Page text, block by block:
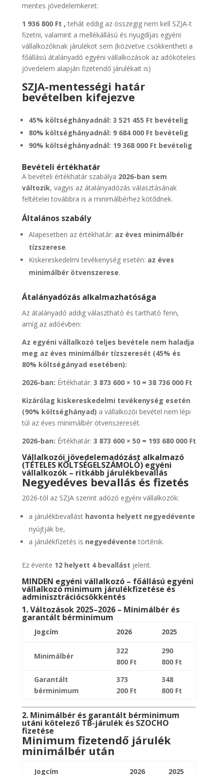
mentes jövedelemkeret:
1 936 800 Ft ,tehát eddig az összegig nem kell SZJA-t
fizetni, valamint a mellékállású és nyugdíjas egyéni
vállalkozóknak járulékot sem (közvetve csökkentheti a
főállású átalányadó egyéni vállalkozások az adóköteles
jövedelem alapján fizetendő járulékait is)
SZJA-mentességi határ
bevételben kifejezve
45% költséghányadnál: 3 521 455 Ft bevételig
80% költséghányadnál: 9 684 000 Ft bevételig
90% költséghányadnál: 19 368 000 Ft bevételig
Bevételi értékhatár
A bevételi értékhatár szabálya 2026-ban sem
változik, vagyis az átalányadózás választásának
feltételei továbbra is a minimálbérhez kötődnek.
Általános szabály
Alapesetben az értékhatár: az éves minimálbér
tízszerese.
Kiskereskedelmi tevékenység esetén: az éves
minimálbér ötvenszerese.
Átalányadózás alkalmazhatósága
Az átalányadó addig választható és tartható fenn,
amíg az adóévben:
Az egyéni vállalkozó teljes bevétele nem haladja
meg az éves minimálbér tízszeresét (45% és
80% költségányad esetében):
2026-ban: Értékhatár: 3 873 600 × 10 = 38 736 000 Ft
Kizárólag kiskereskedelmi tevékenység esetén
(90% költséghányad) a vállalkozói bevétel nem lépi
túl az éves minimálbér ötvenszeresét.
2026-ban: Értékhatár: 3 873 600 × 50 = 193 680 000 Ft
Vállalkozói jövedelemadózást alkalmazó
(TÉTELES KÖLTSÉGELSZÁMOLÓ) egyéni
vállalkozók – ritkább járulékbevallás
Negyedéves bevallás és fizetés
2026-tól az SZJA szerint adózó egyéni vállalkozók:
a járulékbevallást havonta helyett negyedévente
nyújtják be,
a járulékfizetés is negyedévente történik.
Ez évente 12 helyett 4 bevallást jelent.
MINDEN egyéni vállalkozó – főállású egyéni
vállalkozó minimum járulékfizetése és
adminisztrációcsökkentés
1. Változások 2025–2026 – Minimálbér és
garantált bérminimum
Jogcím 2026 2025
Minimálbér
322
800 Ft
290
800 Ft
Garantált
bérminimum
373
200 Ft
348
800 Ft
2. Minimálbér és garantált bérminimum
utáni kötelező TB-járulék és SZOCHO
fizetése
Minimum fizetendő járulék
minimálbér után
Jogcím 2026 2025